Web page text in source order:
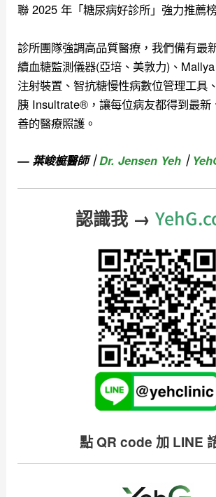
聯 2025 年「糖尿病好診所」強力推薦
診所團隊強調高品質醫療，我們備有最
續血糖監測儀器(亞培、美敦力)、
注射裝置、智抗糖慢性病數位管理工具
胰 Insultrate®，讓每位病友都得到最新
善的醫療照護。
— 葉峻榳醫師｜Dr. Jensen Yeh ｜
認識我 →
點 QR code 加 LINE